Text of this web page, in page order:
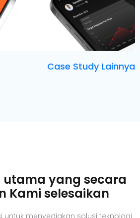
Case Study Lainnya
yang secara
Kami selesaikan